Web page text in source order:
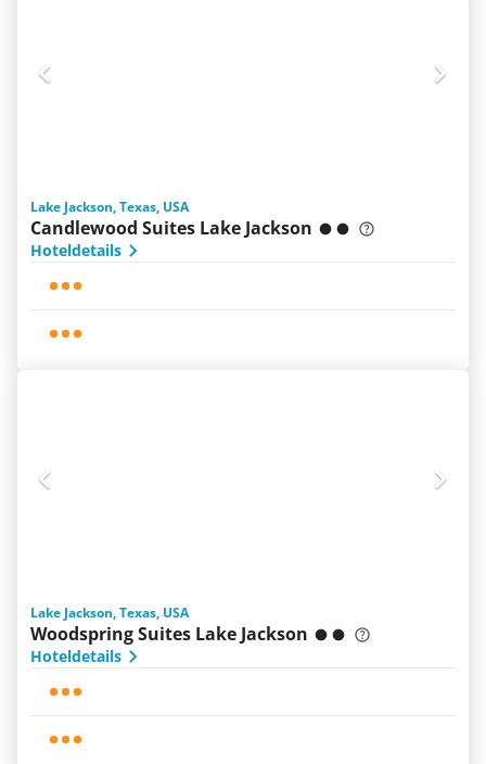
Lake Jackson, Texas, USA
Candlewood Suites Lake Jackson
Hoteldetails
Lake Jackson, Texas, USA
Woodspring Suites Lake Jackson
Hoteldetails